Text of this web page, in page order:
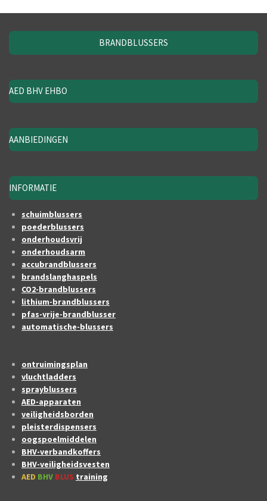
BRANDBLUSSERS
AED BHV EHBO
AANBIEDINGEN
INFORMATIE
schuimblussers
poederblussers
onderhoudsvrij
onderhoudsarm
accubrandblussers
brandslanghaspels
CO2-brandblussers
lithium-brandblussers
pfas-vrije-brandblusser
automatische-blussers
ontruimingsplan
vluchtladders
sprayblussers
AED-apparaten
veiligheidsborden
pleisterdispensers
oogspoelmiddelen
BHV-verbandkoffers
BHV-veiligheidsvesten
AED BHV BLUS training